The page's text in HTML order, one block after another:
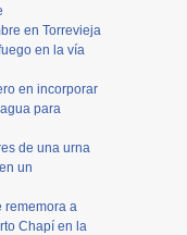
en Torrevieja
en la vía
en incorporar
para
de una urna
un
rememora a
Chapí en la